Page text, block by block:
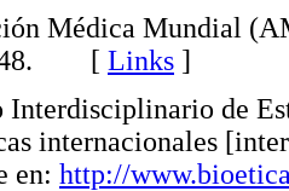
Médica Mundial
[ Links ]
Interdisciplinario de
internacionales
en: http://